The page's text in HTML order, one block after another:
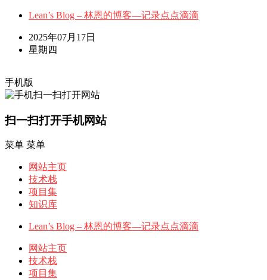
Lean’s Blog – 林恩的博客—记录点点滴滴
2025年07月17日
星期四
手机版
扫一扫打开手机网站
菜单 菜单
网站主页
技术栈
项目集
知识库
Lean’s Blog – 林恩的博客—记录点点滴滴
网站主页
技术栈
项目集